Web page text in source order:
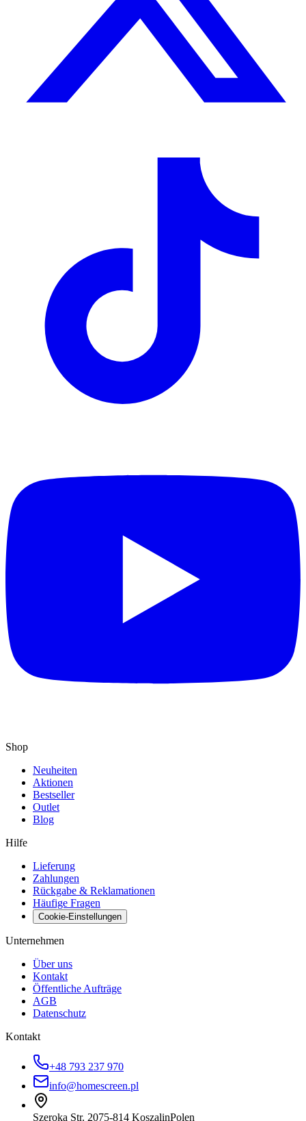
Shop
Neuheiten
Aktionen
Bestseller
Outlet
Blog
Hilfe
Lieferung
Zahlungen
Rückgabe & Reklamationen
Häufige Fragen
Cookie-Einstellungen
Unternehmen
Über uns
Kontakt
Öffentliche Aufträge
AGB
Datenschutz
Kontakt
+48 793 237 970
info@homescreen.pl
Szeroka Str. 2075-814 KoszalinPolen